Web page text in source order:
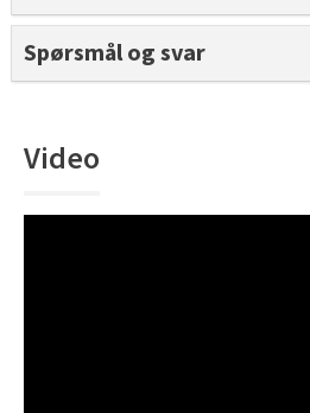
Bli inspirert av nye
Tarkett Shade Eik
Spørsmål og svar
Video